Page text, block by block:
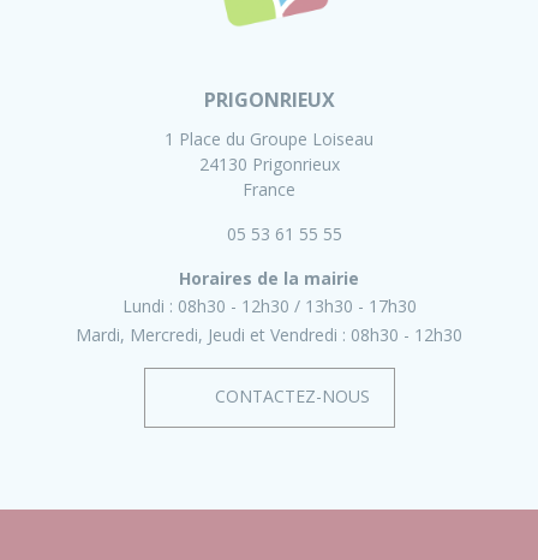
PRIGONRIEUX
1 Place du Groupe Loiseau
24130 Prigonrieux
France
05 53 61 55 55
Horaires de la mairie
Lundi : 08h30 - 12h30
13h30 - 17h30
Mardi, Mercredi, Jeudi et Vendredi : 08h30 - 12h30
CONTACTEZ-NOUS